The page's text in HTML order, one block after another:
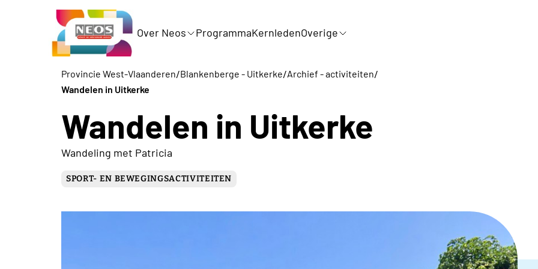
Over Neos ProgrammaKernledenOverige
Provincie West-Vlaanderen/Blankenberge - Uitkerke/Archief - activiteiten/
Wandelen in Uitkerke
Wandelen in Uitkerke
Wandeling met Patricia
SPORT- EN BEWEGINGSACTIVITEITEN